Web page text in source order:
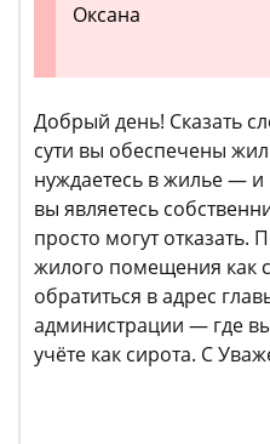
Оксана
Добрый день! Сказать
сути вы обеспечены
нуждаетесь в жилье — и
вы являетесь
просто могут отказать.
жилого помещения как
обратиться в адрес
администрации — где
учёте как сирота. С